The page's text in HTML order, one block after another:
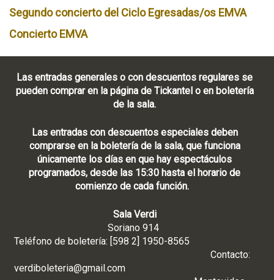
Segundo concierto del Ciclo Egresadas/os EMVA
Concierto EMVA
Las entradas generales o con descuentos regulares se
pueden comprar en la página de Tickantel o en boletería
de la sala.
Las entradas con descuentos especiales deben
comprarse en la boletería de la sala, que funciona
únicamente los días en que hay espectáculos
programados, desde las 15:30 hasta el horario de
comienzo de cada función.
Sala Verdi
Soriano 914
Teléfono de boletería: [598 2] 1950-8565
Contacto:
verdiboleteria@gmail.com